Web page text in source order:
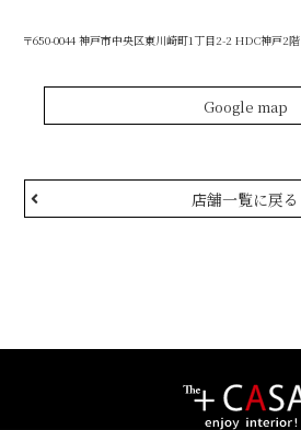
〒650-0044 神戸市中央区東川崎町1丁目2-2 HDC神戸2階
Google map
店舗一覧に戻る